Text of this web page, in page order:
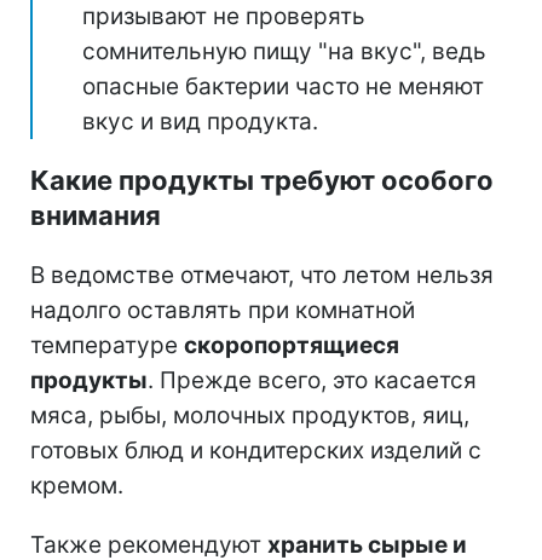
призывают не проверять
сомнительную пищу "на вкус", ведь
опасные бактерии часто не меняют
вкус и вид продукта.
Какие продукты требуют особого
внимания
В ведомстве отмечают, что летом нельзя
надолго оставлять при комнатной
температуре скоропортящиеся
продукты. Прежде всего, это касается
мяса, рыбы, молочных продуктов, яиц,
готовых блюд и кондитерских изделий с
кремом.
Также рекомендуют хранить сырые и